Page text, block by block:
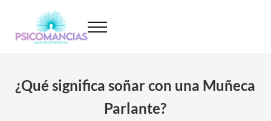
Psicomancias
Menu
¿Qué significa soñar con una Muñeca
Parlante?